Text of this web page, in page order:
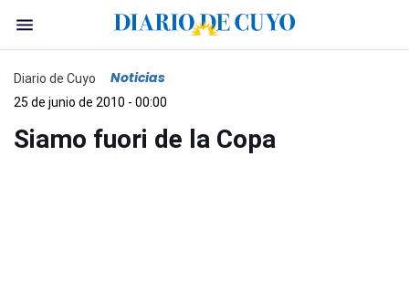
Diario de Cuyo Noticias
25 de junio de 2010 - 00:00
Siamo fuori de la Copa